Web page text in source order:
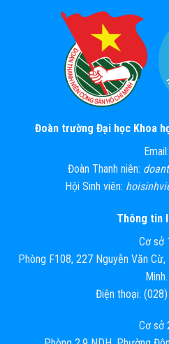
Đoàn trường Đại học Khoa
Email:
Đoàn Thanh niên:
Hội Sinh viên:
Thông tin
Cơ sở
Phòng F108, 227 Nguyễn Văn Cừ,
Minh.
Điện thoại:
Cơ sở